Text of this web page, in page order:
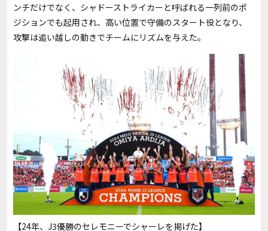
ンチだけでなく、シャドーストライカーと呼ばれる一列前のポ
ジションでも起用され、高い位置で守備のスタート役となり、
攻撃は追い越しの動きでチームにリズムを与えた。
【24年、J3優勝のセレモニーでシャーレを掲げた】